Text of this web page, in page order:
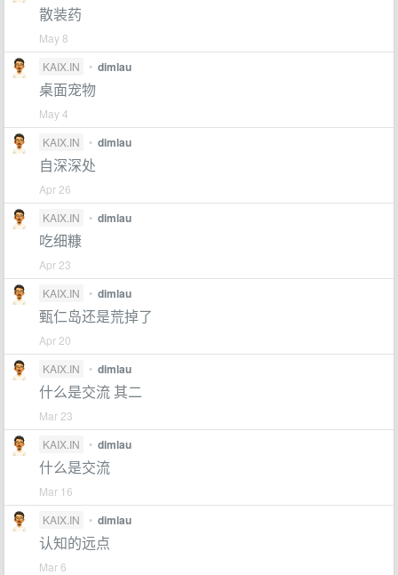
散装药
May 8
KAIX.IN
• dimlau
桌面宠物
May 4
KAIX.IN
• dimlau
自深深处
Apr 26
KAIX.IN
• dimlau
吃细糠
Apr 23
KAIX.IN
• dimlau
甄仁岛还是荒掉了
Apr 20
KAIX.IN
• dimlau
什么是交流 其二
Mar 23
KAIX.IN
• dimlau
什么是交流
Mar 16
KAIX.IN
• dimlau
认知的远点
Mar 6